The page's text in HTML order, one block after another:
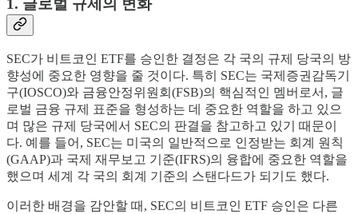
1. 글로벌 규제의 변화
SEC가 비트코인 ETF를 승인한 결정은 각 국의 규제 당국의 방
향성에 중요한 영향을 줄 것이다. 특히 SEC는 국제증권감독기
구(IOSCO)와 금융안정위원회(FSB)의 핵심적인 멤버로서, 글
로벌 금융 규제 표준을 형성하는 데 중요한 역할을 하고 있으
며 많은 규제 당국에서 SEC의 판결을 참고하고 있기 때문이
다. 예를 들어, SEC는 미국의 일반적으로 인정받는 회계 원칙
(GAAP)과 국제 재무보고 기준(IFRS)의 융합에 중요한 역할을
했으며 세계 각 국의 회계 기준의 스탠다드가 되기도 했다.
이러한 배경을 감안할 때, SEC의 비트코인 ETF 승인은 다른